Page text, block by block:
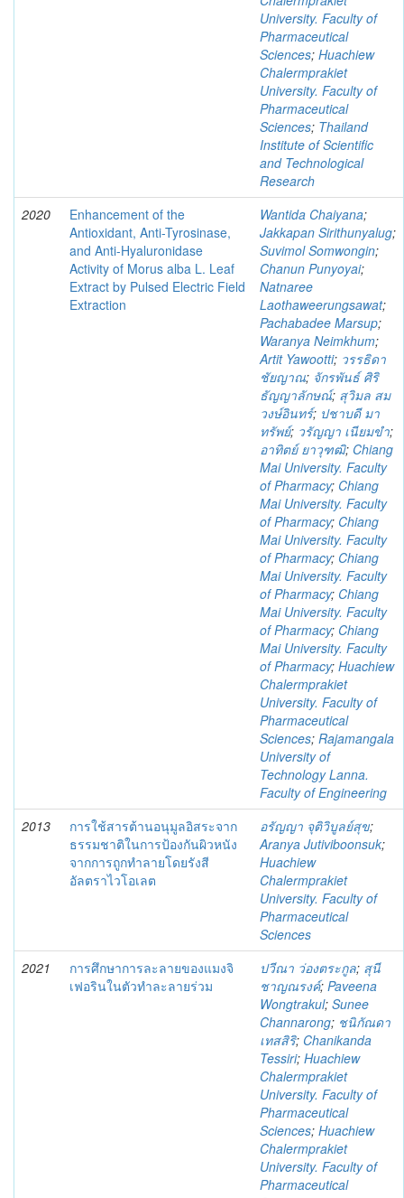
University. Faculty of
Pharmaceutical
Sciences; Huachiew
Chalermprakiet
University. Faculty of
Pharmaceutical
Sciences; Thailand
Institute of Scientific
and Technological
Research
2020
Enhancement of the
Antioxidant, Anti-Tyrosinase,
and Anti-Hyaluronidase
Activity of Morus alba L. Leaf
Extract by Pulsed Electric Field
Extraction
Wantida Chaiyana;
Jakkapan Sirithunyalug;
Suvimol Somwongin;
Chanun Punyoyai;
Natnaree
Laothaweerungsawat;
Pachabadee Marsup;
Waranya Neimkhum;
Artit Yawootti; วรรธิดา
ชัยญาณ; จักรพันธ์ ศิริ
ธัญญาลักษณ์; สุวิมล สม
วงษ์อินทร์; ปชาบดี มา
ทรัพย์; วรัญญา เนียมขำ;
อาทิตย์ ยาวุฑฒิ; Chiang
Mai University. Faculty
of Pharmacy; Chiang
Mai University. Faculty
of Pharmacy; Chiang
Mai University. Faculty
of Pharmacy; Chiang
Mai University. Faculty
of Pharmacy; Chiang
Mai University. Faculty
of Pharmacy; Chiang
Mai University. Faculty
of Pharmacy; Huachiew
Chalermprakiet
University. Faculty of
Pharmaceutical
Sciences; Rajamangala
University of
Technology Lanna.
Faculty of Engineering
2013
การใช้สารต้านอนุมูลอิสระจาก
ธรรมชาติในการป้องกันผิวหนัง
จากการถูกทำลายโดยรังสี
อัลตราไวโอเลต
อรัญญา จุติวิบูลย์สุข;
Aranya Jutiviboonsuk;
Huachiew
Chalermprakiet
University. Faculty of
Pharmaceutical
Sciences
2021
การศึกษาการละลายของแมงจิ
เฟอรินในตัวทำละลายร่วม
ปวีณา ว่องตระกูล; สุนี
ชาญณรงค์; Paveena
Wongtrakul; Sunee
Channarong; ชนิกัณดา
เทสสิริ; Chanikanda
Tessiri; Huachiew
Chalermprakiet
University. Faculty of
Pharmaceutical
Sciences; Huachiew
Chalermprakiet
University. Faculty of
Pharmaceutical